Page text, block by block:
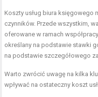
Koszty usług biura księgowego
czynników. Przede wszystkim,
oferowane w ramach
określany na podstawie stawki
na podstawie szczegółowego
Warto zwrócić uwagę na kilka
wpływać na ostateczny koszt